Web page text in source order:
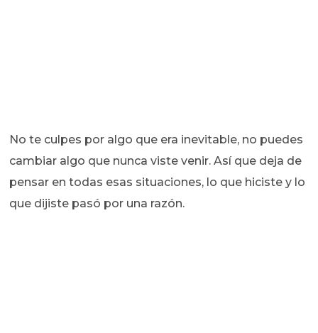
No te culpes por algo que era inevitable, no puedes
cambiar algo que nunca viste venir. Así que deja de
pensar en todas esas situaciones, lo que hiciste y lo
que dijiste pasó por una razón.